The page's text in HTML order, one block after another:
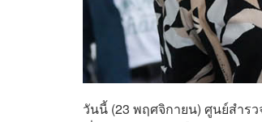
วันนี้ (23 พฤศจิกายน) ศูนย์สำร